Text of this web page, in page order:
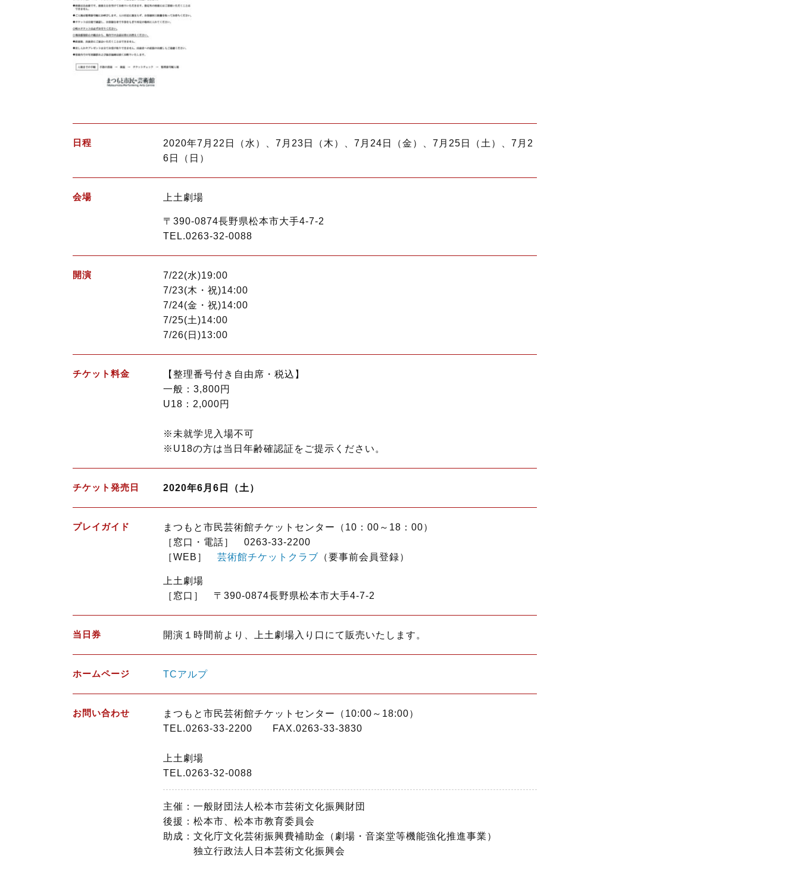
日程
2020年7月22日（水）、7月23日（木）、7月24日（金）、7月25日（土）、7月2
6日（日）
会場 上土劇場
〒390-0874長野県松本市大手4-7-2
TEL.0263-32-0088
開演
7/22(水)19:00
7/23(木・祝)14:00
7/24(金・祝)14:00
7/25(土)14:00
7/26(日)13:00
チケット料金
【整理番号付き自由席・税込】
一般：3,800円
U18：2,000円
※未就学児入場不可
※U18の方は当日年齢確認証をご提示ください。
チケット発売日 2020年6月6日（土）
プレイガイド
まつもと市民芸術館チケットセンター（10：00～18：00）
［窓口・電話］ 0263-33-2200
［WEB］ 芸術館チケットクラブ （要事前会員登録）
上土劇場
［窓口］ 〒390-0874長野県松本市大手4-7-2
当日券 開演１時間前より、上土劇場入り口にて販売いたします。
ホームページ TCアルプ
お問い合わせ
まつもと市民芸術館チケットセンター（10:00～18:00）
TEL.0263-33-2200 FAX.0263-33-3830
上土劇場
TEL.0263-32-0088
主催：一般財団法人松本市芸術文化振興財団
後援：松本市、松本市教育委員会
助成：文化庁文化芸術振興費補助金（劇場・音楽堂等機能強化推進事業）
独立行政法人日本芸術文化振興会